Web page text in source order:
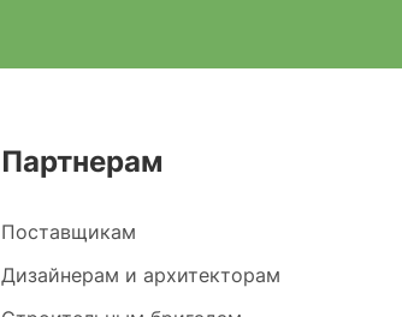
Партнерам
Поставщикам
Дизайнерам и архитекторам